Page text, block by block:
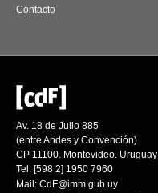
Contacto
Av. 18 de Julio 885
(entre Andes y Convención)
CP 11100. Montevideo. Uruguay
Tel: [598 2] 1950 7960
Mail: CdF@imm.gub.uy